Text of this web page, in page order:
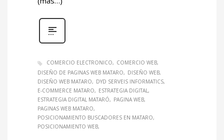
COMERCIO ELECTRONICO
COMERCIO WEB
DISEÑO DE PAGINAS WEB MATARO
DISEÑO WEB
DISEÑO WEB MATARO
DYD SERVEIS INFORMATICS
E-COMMERCE MATARO
ESTRATEGIA DIGITAL
ESTRATEGIA DIGITAL MATARÓ
PAGINA WEB
PAGINAS WEB MATARO
POSICIONAMIENTO BUSCADORES EN MATARO
POSICIONAMIENTO WEB